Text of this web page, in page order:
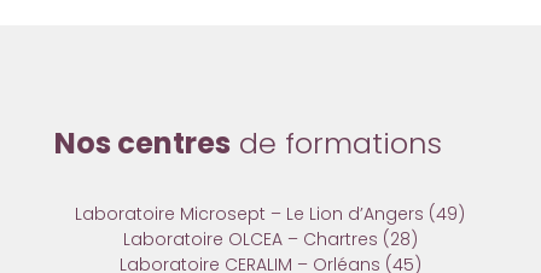
Nos centres de formations
Laboratoire Microsept – Le Lion d’Angers (49)
Laboratoire OLCEA – Chartres (28)
Laboratoire CERALIM – Orléans (45)